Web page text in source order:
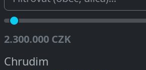
2.300.000 CZK
Chrudim